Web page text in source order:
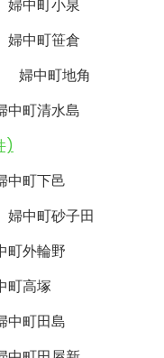
婦中町小泉
婦中町笹倉
婦中町地角
中町清水島
)
中町下邑
婦中町砂子田
町外輪野
町高塚
中町田島